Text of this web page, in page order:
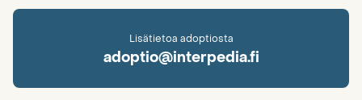
Lisätietoa adoptiosta
adoptio@interpedia.fi